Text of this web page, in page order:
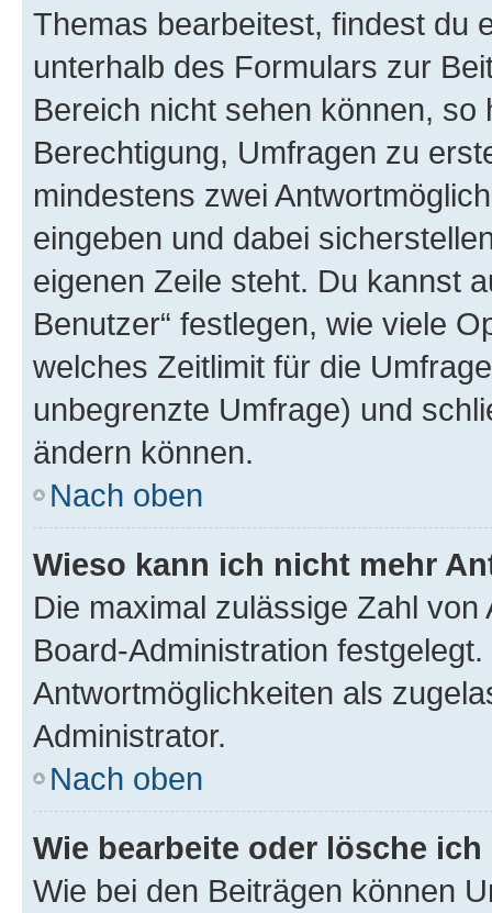
Themas bearbeitest, findest du
unterhalb des Formulars zur
Bereich nicht sehen können,
Berechtigung, Umfragen zu
mindestens zwei
eingeben und dabei
eigenen Zeile steht. Du kannst
Benutzer“ festlegen, wie viele
welches Zeitlimit für die
unbegrenzte Umfrage) und
ändern können.
Nach oben
Wieso kann ich nicht mehr
Die maximal zulässige Zahl
Board-Administration
Antwortmöglichkeiten als
Administrator.
Nach oben
Wie bearbeite oder lösche
Wie bei den Beiträgen können